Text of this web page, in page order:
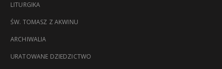
LITURGIKA
ŚW. TOMASZ Z AKWINU
ARCHIWALIA
URATOWANE DZIEDZICTWO